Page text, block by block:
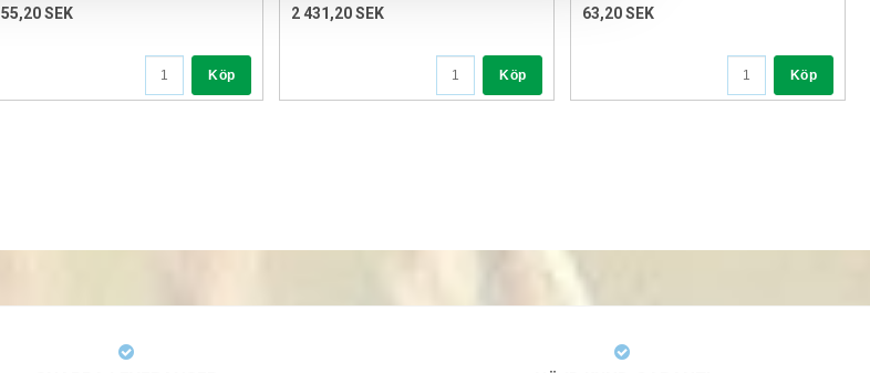
Använd rätt verktyg vid montering för att undvika skador på isolator och stolpe. Dra inte åt för hårt
då isolatorn kan spricka. Kontrollera infästningen regelbundet.
55,20 SEK
Köp
2 431,20 SEK
Köp
63,20 SEK
Köp